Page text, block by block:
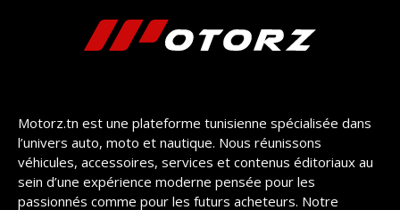
Motorz.tn est une plateforme tunisienne spécialisée dans
l’univers auto, moto et nautique. Nous réunissons
véhicules, accessoires, services et contenus éditoriaux au
sein d’une expérience moderne pensée pour les
passionnés comme pour les futurs acheteurs. Notre